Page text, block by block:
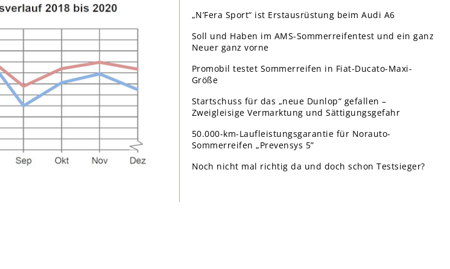
„N’Fera Sport“ ist Erstausrüstung beim Audi A6
Soll und Haben im AMS-Sommerreifentest und ein ganz
Neuer ganz vorne
Promobil testet Sommerreifen in Fiat-Ducato-Maxi-
Größe
Startschuss für das „neue Dunlop“ gefallen –
Zweigleisige Vermarktung und Sättigungsgefahr
50.000-km-Laufleistungsgarantie für Norauto-
Sommerreifen „Prevensys 5”
Noch nicht mal richtig da und doch schon Testsieger?